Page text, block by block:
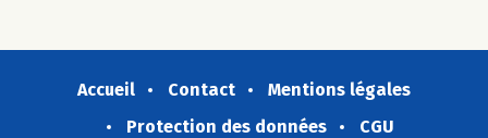
Accueil Contact
Mentions légales
Protection des données
CGU